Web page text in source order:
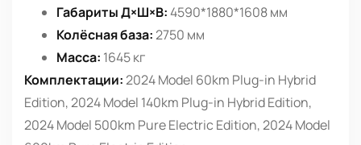
Габариты Д×Ш×В: 4590*1880*1608 мм
Колёсная база:2750 мм
Масса: 1645 кг
Комплектации:2024 Model 60km Plug-in Hybrid
Edition, 2024 Model 140km Plug-in Hybrid Edition,
2024 Model 500km Pure Electric Edition, 2024 Model